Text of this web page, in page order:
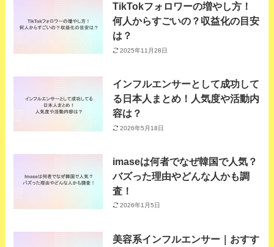
TikTokフォロワーの増やし方！
何人からすごいの？収益化の目安
は？
2025年11月28日
インフルエンサーとして成功して
る日本人まとめ！人気度や活動内
容は？
2026年5月18日
imaseは何者でなぜ韓国で人気？
バズった理由やどんな人かも調
査！
2026年1月5日
美容系インフルエンサー｜おすす